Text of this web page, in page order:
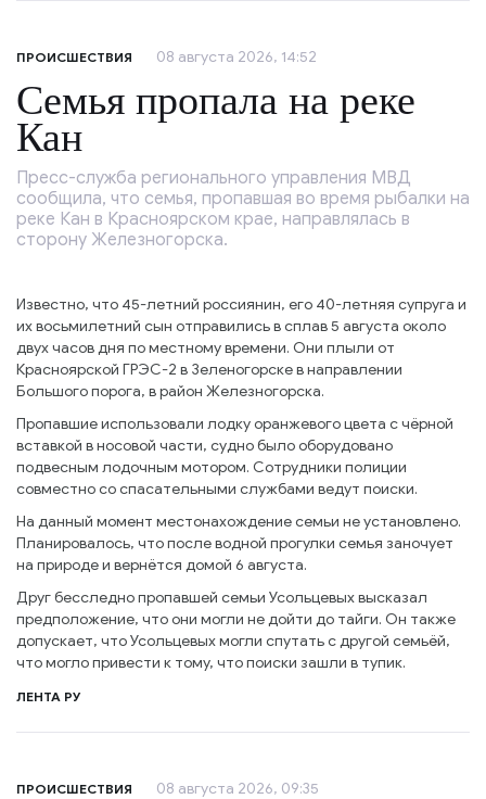
ПРОИСШЕСТВИЯ 08 августа 2026, 14:52
Семья пропала на реке
Кан
Пресс-служба регионального управления МВД
сообщила, что семья, пропавшая во время рыбалки на
реке Кан в Красноярском крае, направлялась в
сторону Железногорска.
Известно, что 45-летний россиянин, его 40-летняя супруга и
их восьмилетний сын отправились в сплав 5 августа около
двух часов дня по местному времени. Они плыли от
Красноярской ГРЭС-2 в Зеленогорске в направлении
Большого порога, в район Железногорска.
Пропавшие использовали лодку оранжевого цвета с чёрной
вставкой в носовой части, судно было оборудовано
подвесным лодочным мотором. Сотрудники полиции
совместно со спасательными службами ведут поиски.
На данный момент местонахождение семьи не установлено.
Планировалось, что после водной прогулки семья заночует
на природе и вернётся домой 6 августа.
Друг бесследно пропавшей семьи Усольцевых высказал
предположение, что они могли не дойти до тайги. Он также
допускает, что Усольцевых могли спутать с другой семьёй,
что могло привести к тому, что поиски зашли в тупик.
ЛЕНТА РУ
ПРОИСШЕСТВИЯ 08 августа 2026, 09:35